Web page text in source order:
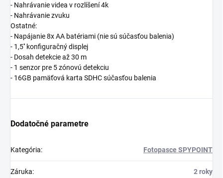
- Nahrávanie videa v rozlíšení 4k
- Nahrávanie zvuku
Ostatné:
- Napájanie 8x AA batériami (nie sú súčasťou balenia)
- 1,5'' konfiguračný displej
- Dosah detekcie až 30 m
- 1 senzor pre 5 zónovú detekciu
- 16GB pamäťová karta SDHC súčasťou balenia
Dodatočné parametre
Kategória: Fotopasce SPYPOINT
Záruka: 2 roky